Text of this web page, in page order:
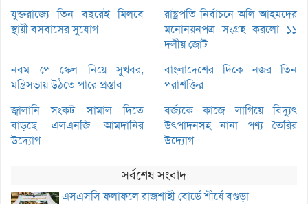
যুক্তরাজ্যে তিন বছরেই মিলবে
স্থায়ী বসবাসের সুযোগ
রাষ্ট্রপতি নির্বাচনে অলি আহমদের
মনোনয়নপত্র সংগ্রহ করলো ১১
দলীয় জোট
নবম পে স্কেল নিয়ে সুখবর,
মন্ত্রিসভায় উঠতে পারে প্রস্তাব
বাংলাদেশের দিকে নজর তিন
পরাশক্তির
জ্বালানি সংকট সামাল দিতে
বাড়ছে এলএনজি আমদানির
উদ্যোগ
বর্জ্যকে কাজে লাগিয়ে বিদ্যুৎ
উৎপাদনসহ নানা পণ্য তৈরির
উদ্যোগ
সর্বশেষ সংবাদ
এসএসসি ফলাফলে রাজশাহী বোর্ডে শীর্ষে বগুড়া